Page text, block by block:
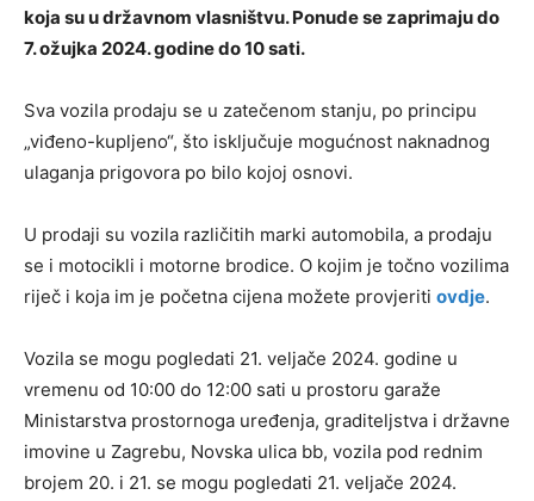
koja su u državnom vlasništvu. Ponude se zaprimaju do
7. ožujka 2024. godine do 10 sati.
Sva vozila prodaju se u zatečenom stanju, po principu
„viđeno-kupljeno“, što isključuje mogućnost naknadnog
ulaganja prigovora po bilo kojoj osnovi.
U prodaji su vozila različitih marki automobila, a prodaju
se i motocikli i motorne brodice. ​O kojim je točno vozilima
riječ i koja im je početna cijena možete provjeriti ovdje.
Vozila se mogu pogledati 21. veljače 2024. godine u
vremenu od 10:00 do 12:00 sati u prostoru garaže
Ministarstva prostornoga uređenja, graditeljstva i državne
imovine u Zagrebu, Novska ulica bb, vozila pod rednim
brojem 20. i 21. se mogu pogledati 21. veljače 2024.